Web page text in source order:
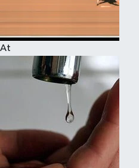
At